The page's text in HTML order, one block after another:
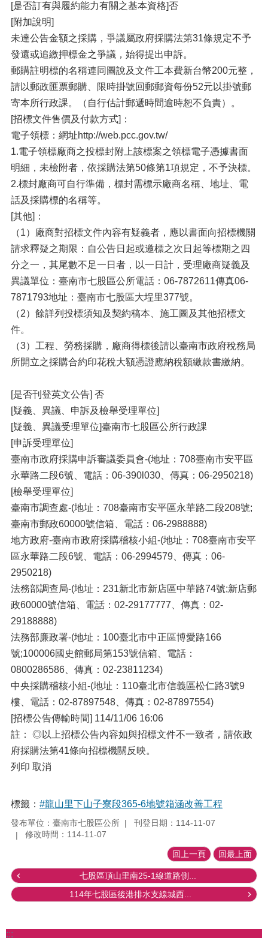
[是否訂有與履約能力有關之基本資格]否
[附加說明]
未達公告金額之採購，爭議屬政府採購法第31條規定不予
發還或追繳押標金之爭議，始得提出申訴。
郵購註明標的名稱連同圖說及文件工本費新台幣200元整，
請以郵政匯票郵購、限時掛號回郵郵資每份52元以掛號郵
寄本所行政課。（自行估計郵遞時間逾時恕不負責）。
[招標文件售價及付款方式]：
電子領標：網址http://web.pcc.gov.tw/
1.電子領標廠商之投標封附上該標案之領標電子憑據書面
明細，未檢附者，依採購法第50條第1項規定，不予決標。
2.標封廠商可自行準備，標封需標示廠商名稱、地址、電
話及採購標的名稱等。
[其他]：
（1）廠商對招標文件內容有疑義者，應以書面向招標機關
請求釋疑之期限：自公告日起或邀標之次日起等標期之四
分之一，其尾數不足一日者，以一日計，受理廠商疑義及
異議單位：臺南市七股區公所電話：06-7872611傳真06-
7871793地址：臺南市七股區大埕里377號。
（2）餘詳列投標須知及契約稿本、施工圖及其他招標文
件。
（3）工程、勞務採購，廠商得標後請以臺南市政府稅務局
所開立之採購合約印花稅大額憑證應納稅額繳款書繳納。
[是否刊登英文公告] 否
[疑義、異議、申訴及檢舉受理單位]
[疑義、異議受理單位]臺南市七股區公所行政課
[申訴受理單位]
臺南市政府採購申訴審議委員會-(地址：708臺南市安平區
永華路二段6號、電話：06-390l030、傳真：06-2950218)
[檢舉受理單位]
臺南市調查處-(地址：708臺南市安平區永華路二段208號;
臺南市郵政60000號信箱、電話：06-2988888)
地方政府-臺南市政府採購稽核小組-(地址：708臺南市安平
區永華路二段6號、電話：06-2994579、傳真：06-
2950218)
法務部調查局-(地址：231新北市新店區中華路74號;新店郵
政60000號信箱、電話：02-29177777、傳真：02-
29188888)
法務部廉政署-(地址：100臺北市中正區博愛路166
號;100006國史館郵局第153號信箱、電話：
0800286586、傳真：02-23811234)
中央採購稽核小組-(地址：110臺北市信義區松仁路3號9
樓、電話：02-87897548、傳真：02-87897554)
[招標公告傳輸時間] 114/11/06 16:06
註： ◎以上招標公告內容如與招標文件不一致者，請依政
府採購法第41條向招標機關反映。
列印 取消
標籤： #龍山里下山子寮段365-6地號箱涵改善工程
發布單位：臺南市七股區公所
刊登日期：114-11-07
修改時間：114-11-07
回上一頁 回最上面
七股區頂山里南25-1線道路側...
114年七股區後港排水支線城西...
:::